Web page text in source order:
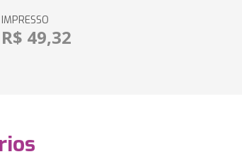
IMPRESSO
R$ 49,32